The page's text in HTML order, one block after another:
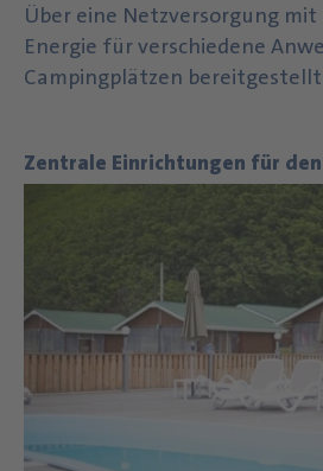
Über eine Netzversorgung mit
Energie für verschiedene
Campingplätzen
Zentrale Einrichtungen für